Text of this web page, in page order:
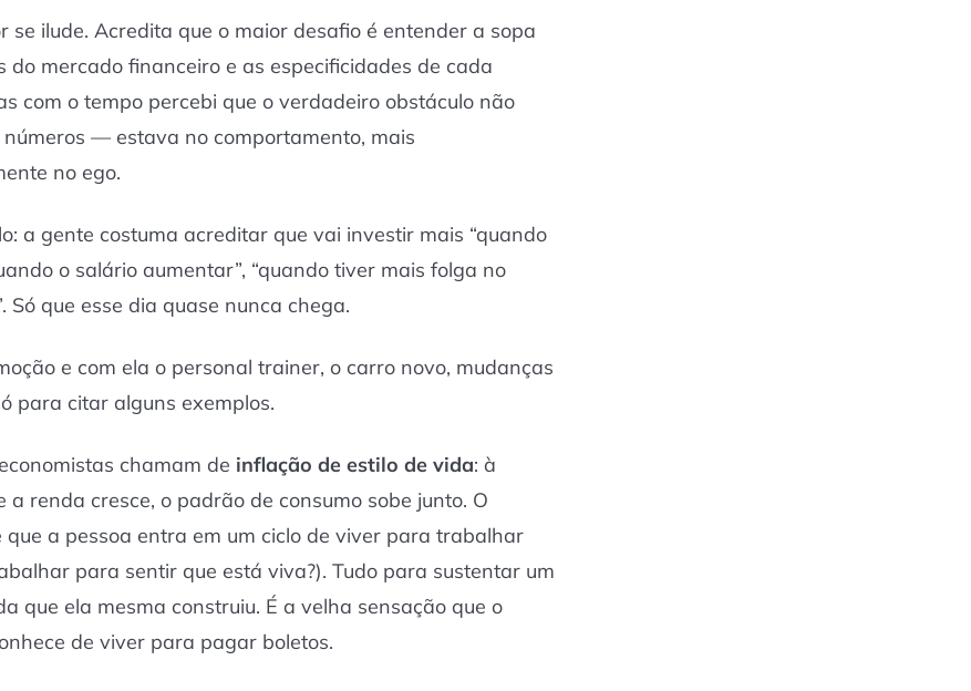
se ilude. Acredita que o maior desafio é entender a sopa
do mercado financeiro e as especificidades de cada
com o tempo percebi que o verdadeiro obstáculo não
— estava no comportamento, mais
no ego.
a gente costuma acreditar que vai investir mais “quando
o salário aumentar”, “quando tiver mais folga no
Só que esse dia quase nunca chega.
e com ela o personal trainer, o carro novo, mudanças
para citar alguns exemplos.
chamam de inflação de estilo de vida: à
a renda cresce, o padrão de consumo sobe junto. O
que a pessoa entra em um ciclo de viver para trabalhar
para sentir que está viva?). Tudo para sustentar um
que ela mesma construiu. É a velha sensação que o
de viver para pagar boletos.